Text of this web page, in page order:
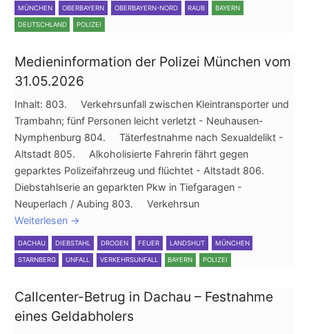
MÜNCHEN OBERBAYERN OBERBAYERN-NORD RAUB BAYERN
DEUTSCHLAND POLIZEI
Medieninformation der Polizei München vom
31.05.2026
Inhalt: 803. Verkehrsunfall zwischen Kleintransporter und
Trambahn; fünf Personen leicht verletzt - Neuhausen-
Nymphenburg 804. Täterfestnahme nach Sexualdelikt -
Altstadt 805. Alkoholisierte Fahrerin fährt gegen
geparktes Polizeifahrzeug und flüchtet - Altstadt 806.
Diebstahlserie an geparkten Pkw in Tiefgaragen -
Neuperlach / Aubing 803. Verkehrsun
Weiterlesen →
DACHAU DIEBSTAHL DROGEN FEUER LANDSHUT MÜNCHEN
STARNBERG UNFALL VERKEHRSUNFALL BAYERN POLIZEI
Callcenter-Betrug in Dachau – Festnahme
eines Geldabholers